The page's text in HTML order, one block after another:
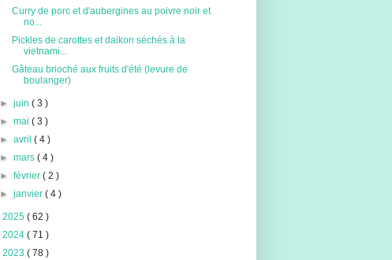
Curry de porc et d'aubergines au poivre noir et
no...
Pickles de carottes et daikon séchés à la
vietnami...
Gâteau brioché aux fruits d'été (levure de
boulanger)
►juin( 3 )
►mai( 3 )
►avril( 4 )
►mars( 4 )
►février( 2 )
►janvier( 4 )
2025 ( 62 )
2024 ( 71 )
2023 ( 78 )